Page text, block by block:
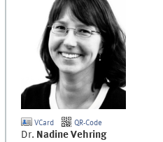
VCard QR-Code
Dr. Nadine Vehring